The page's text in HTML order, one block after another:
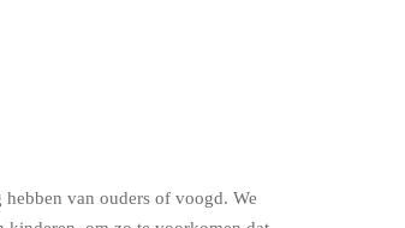
van ouders of voogd. We